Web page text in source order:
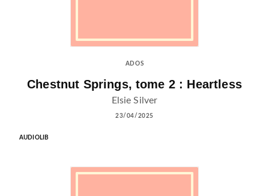
ADOS
Chestnut Springs, tome 2 : Heartless
Elsie Silver
23/04/2025
AUDIOLIB